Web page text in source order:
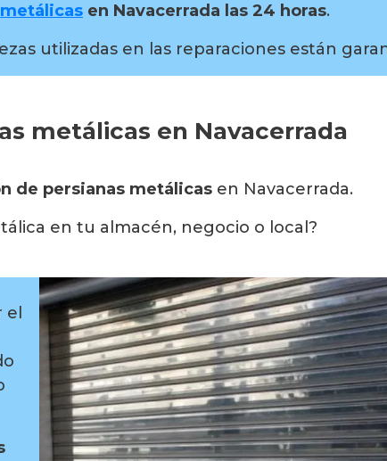
en Navacerrada las 24 horas.
utilizadas en las reparaciones están
metálicas en Navacerrada
de persianas metálicas en Navacerrada.
en tu almacén, negocio o local?